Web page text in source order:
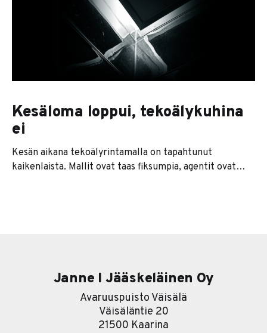
Kesäloma loppui, tekoälykuhina
ei
Kesän aikana tekoälyrintamalla on tapahtunut
kaikenlaista. Mallit ovat taas fiksumpia, agentit ovat
Janne I Jääskeläinen Oy
Avaruuspuisto Väisälä
Väisäläntie 20
21500 Kaarina